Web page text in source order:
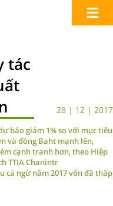
tác
28 | 12 | 2017
báo giảm 1% so với mục tiêu
và đồng Baht mạnh lên,
cạnh tranh hơn, theo Hiệp
TTIA Chanintr
cá ngừ năm 2017 vốn đã thấp